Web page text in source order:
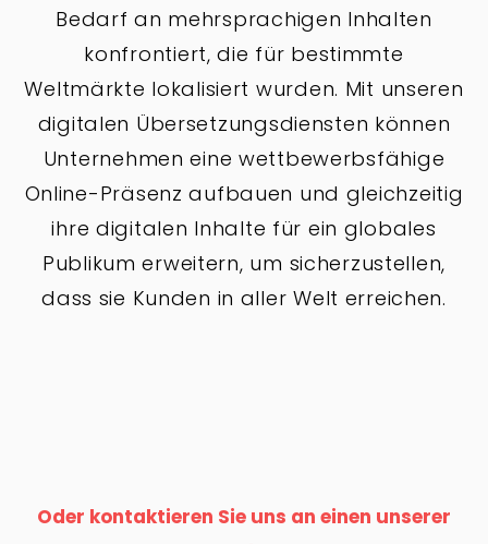
Bedarf an mehrsprachigen Inhalten
konfrontiert, die für bestimmte
Weltmärkte lokalisiert wurden. Mit unseren
digitalen Übersetzungsdiensten können
Unternehmen eine wettbewerbsfähige
Online-Präsenz aufbauen und gleichzeitig
ihre digitalen Inhalte für ein globales
Publikum erweitern, um sicherzustellen,
dass sie Kunden in aller Welt erreichen.
Oder kontaktieren Sie uns an einen unserer